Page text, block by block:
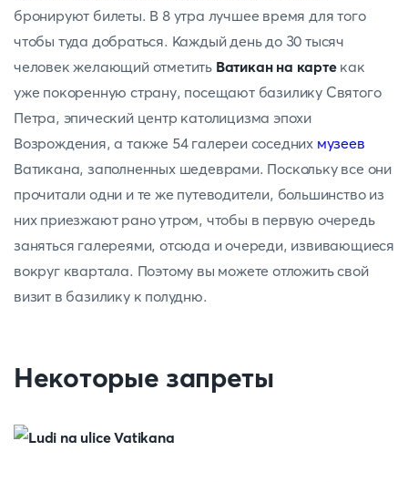
бронируют билеты. В 8 утра лучшее время для того
чтобы туда добраться. Каждый день до 30 тысяч
человек желающий отметить Ватикан на картекак
уже покоренную страну, посещают базилику Святого
Петра, эпический центр католицизма эпохи
Возрождения, а также 54 галереи соседних музеев
Ватикана, заполненных шедеврами. Поскольку все они
прочитали одни и те же путеводители, большинство из
них приезжают рано утром, чтобы в первую очередь
заняться галереями, отсюда и очереди, извивающиеся
вокруг квартала. Поэтому вы можете отложить свой
визит в базилику к полудню.
Некоторые запреты